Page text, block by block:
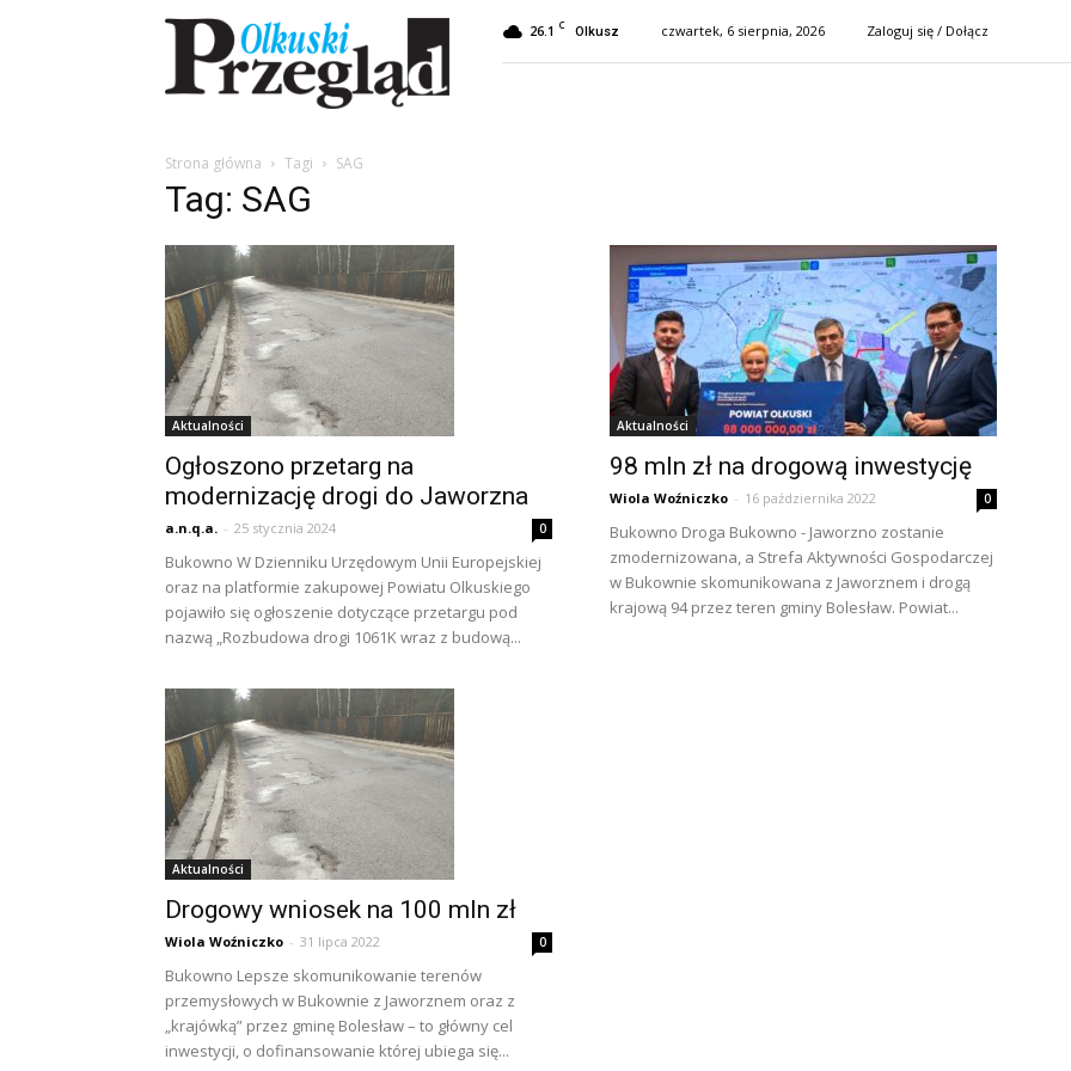
Przegląd
Olkuski
26.1 C Olkusz czwartek, 6 sierpnia, 2026 Zaloguj się / Dołącz
Strona główna Tagi SAG
Tag: SAG
Aktualności
Ogłoszono przetarg na
modernizację drogi do Jaworzna
a.n.q.a. - 25 stycznia 2024 0
Bukowno W Dzienniku Urzędowym Unii Europejskiej
oraz na platformie zakupowej Powiatu Olkuskiego
pojawiło się ogłoszenie dotyczące przetargu pod
nazwą „Rozbudowa drogi 1061K wraz z budową...
Aktualności
98 mln zł na drogową inwestycję
Wiola Woźniczko - 16 października 2022 0
Bukowno Droga Bukowno - Jaworzno zostanie
zmodernizowana, a Strefa Aktywności Gospodarczej
w Bukownie skomunikowana z Jaworznem i drogą
krajową 94 przez teren gminy Bolesław. Powiat...
Aktualności
Drogowy wniosek na 100 mln zł
Wiola Woźniczko - 31 lipca 2022 0
Bukowno Lepsze skomunikowanie terenów
przemysłowych w Bukownie z Jaworznem oraz z
„krajówką” przez gminę Bolesław – to główny cel
inwestycji, o dofinansowanie której ubiega się...